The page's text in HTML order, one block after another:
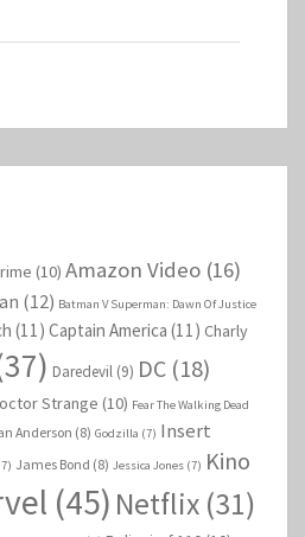
(10) Amazon Video (16)
(12) Batman V Superman: Dawn Of Justice
(11) Captain America (11) Charly
Daredevil (9) DC (18)
Strange (10) Fear The Walking Dead
Anderson (8) Godzilla (7) Insert
James Bond (8) Jessica Jones (7) Kino
(45) Netflix (31)